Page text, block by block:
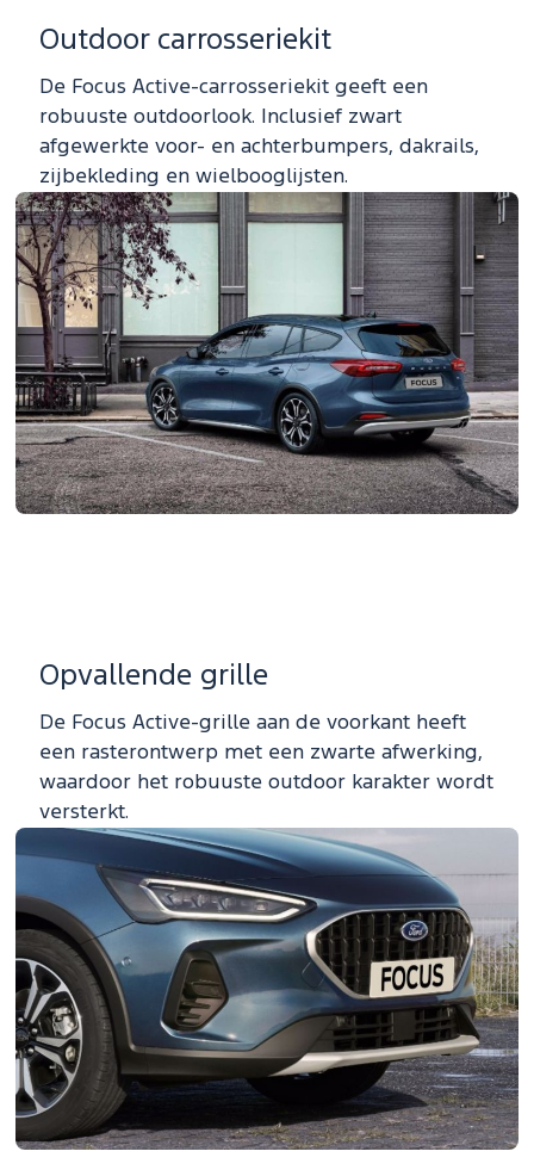
Outdoor carrosseriekit
De Focus Active-carrosseriekit geeft een
robuuste outdoorlook. Inclusief zwart
afgewerkte voor- en achterbumpers, dakrails,
zijbekleding en wielbooglijsten.
Opvallende grille
De Focus Active-grille aan de voorkant heeft
een rasterontwerp met een zwarte afwerking,
waardoor het robuuste outdoor karakter wordt
versterkt.